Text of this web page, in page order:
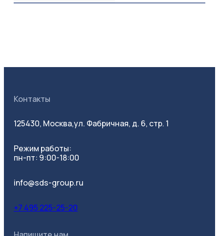
Контакты
125430, Москва,ул. Фабричная, д. 6, стр. 1
Режим работы:
пн-пт: 9:00-18:00
info@sds-group.ru
+7 495 225-25-20